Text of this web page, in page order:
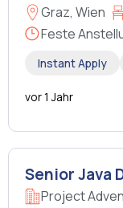
Graz, Wien
Feste
Instant Apply
vor 1 Jahr
Senior Java
Project